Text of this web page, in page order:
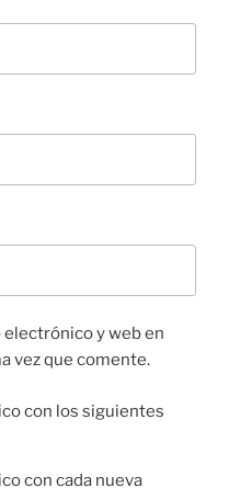
y web en
vez que comente.
con los siguientes
con cada nueva